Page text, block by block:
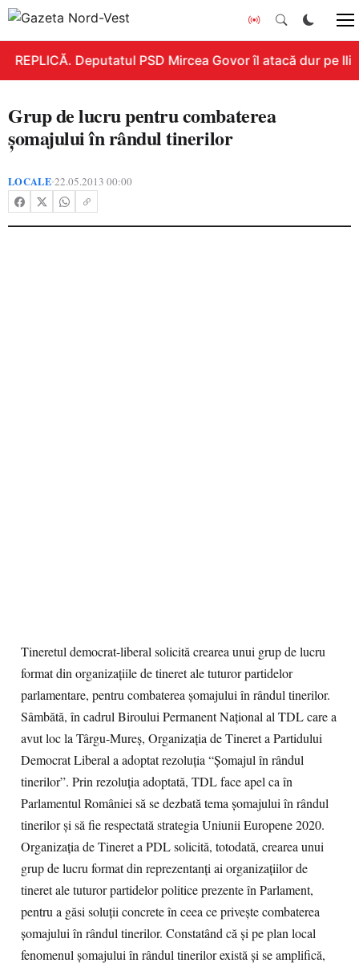
REPLICĂ. Deputatul PSD Mircea Govor îl atacă dur pe
Grup de lucru pentru combaterea
şomajului în rândul tinerilor
LOCALE•22.05.2013 00:00
Tineretul democrat-liberal solicită crearea unui grup de lucru
format din organizaţiile de tineret ale tuturor partidelor
parlamentare, pentru combaterea şomajului în rândul tinerilor.
Sâmbătă, în cadrul Biroului Permanent Naţional al TDL care a
avut loc la Târgu-Mureş, Organizaţia de Tineret a Partidului
Democrat Liberal a adoptat rezoluţia “Şomajul în rândul
tinerilor”. Prin rezoluţia adoptată, TDL face apel ca în
Parlamentul României să se dezbată tema şomajului în rândul
tinerilor şi să fie respectată strategia Uniunii Europene 2020.
Organizaţia de Tineret a PDL solicită, totodată, crearea unui
grup de lucru format din reprezentanţi ai organizaţiilor de
tineret ale tuturor partidelor politice prezente în Parlament,
pentru a găsi soluţii concrete în ceea ce priveşte combaterea
şomajului în rândul tinerilor. Constatând că şi pe plan local
fenomenul şomajului în rândul tinerilor există şi se amplifică,